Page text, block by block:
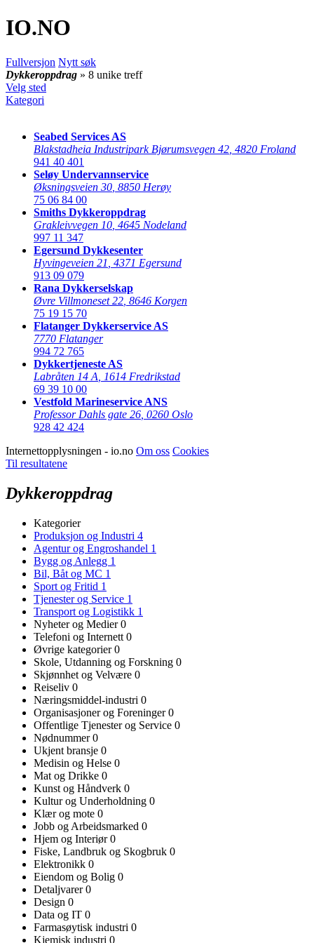
IO.NO
Fullversjon Nytt søk
Dykkeroppdrag » 8 unike treff
Velg sted
Kategori
Seabed Services AS
Blakstadheia Industripark Bjørumsvegen 42 4820 Froland
941 40 401
Seløy Undervannservice
Øksningsveien 30 8850 Herøy
75 06 84 00
Smiths Dykkeroppdrag
Grakleivvegen 10 4645 Nodeland
997 11 347
Egersund Dykkesenter
Hyvingeveien 21 4371 Egersund
913 09 079
Rana Dykkerselskap
Øvre Villmoneset 22 8646 Korgen
75 19 15 70
Flatanger Dykkerservice AS
7770 Flatanger
994 72 765
Dykkertjeneste AS
Labråten 14 A
1614 Fredrikstad
69 39 10 00
Vestfold Marineservice ANS
Professor Dahls gate 26 0260 Oslo
928 42 424
Internettopplysningen - io.no Om oss Cookies
Til resultatene
Dykkeroppdrag
Kategorier
Produksjon og Industri 4
Agentur og Engroshandel 1
Bygg og Anlegg 1
Bil, Båt og MC 1
Sport og Fritid 1
Tjenester og Service 1
Transport og Logistikk 1
Nyheter og Medier0
Telefoni og Internett 0
Øvrige kategorier0
Skole, Utdanning og Forskning 0
Skjønnhet og Velvære 0
Reiseliv 0
Næringsmiddel-industri 0
Organisasjoner og Foreninger0
Offentlige Tjenester og Service 0
Nødnummer0
Ukjent bransje 0
Medisin og Helse 0
Mat og Drikke 0
Kunst og Håndverk 0
Kultur og Underholdning 0
Klær og mote 0
Jobb og Arbeidsmarked 0
Hjem og Interiør0
Fiske, Landbruk og Skogbruk 0
Elektronikk 0
Eiendom og Bolig 0
Detaljvarer0
Design 0
Data og IT 0
Farmasøytisk industri 0
Kjemisk industri 0